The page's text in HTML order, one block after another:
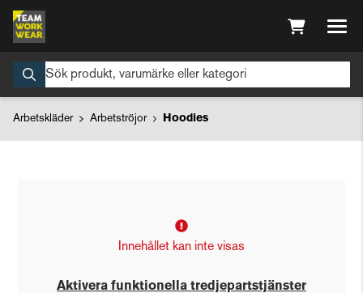
Arbetskläder Arbetströjor Hoodies
Innehållet kan inte visas
Aktivera funktionella tredjepartstjänster